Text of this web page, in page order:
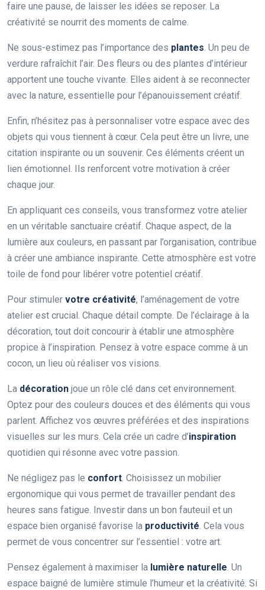
faire une pause, de laisser les idées se reposer. La
créativité se nourrit des moments de calme.
Ne sous-estimez pas l’importance des plantes. Un peu de
verdure rafraîchit l’air. Des fleurs ou des plantes d’intérieur
apportent une touche vivante. Elles aident à se reconnecter
avec la nature, essentielle pour l’épanouissement créatif.
Enfin, n’hésitez pas à personnaliser votre espace avec des
objets qui vous tiennent à cœur. Cela peut être un livre, une
citation inspirante ou un souvenir. Ces éléments créent un
lien émotionnel. Ils renforcent votre motivation à créer
chaque jour.
En appliquant ces conseils, vous transformez votre atelier
en un véritable sanctuaire créatif. Chaque aspect, de la
lumière aux couleurs, en passant par l’organisation, contribue
à créer une ambiance inspirante. Cette atmosphère est votre
toile de fond pour libérer votre potentiel créatif.
Pour stimuler votre créativité, l’aménagement de votre
atelier est crucial. Chaque détail compte. De l’éclairage à la
décoration, tout doit concourir à établir une atmosphère
propice à l’inspiration. Pensez à votre espace comme à un
cocon, un lieu où réaliser vos visions.
La décoration joue un rôle clé dans cet environnement.
Optez pour des couleurs douces et des éléments qui vous
parlent. Affichez vos œuvres préférées et des inspirations
visuelles sur les murs. Cela crée un cadre d’inspiration
quotidien qui résonne avec votre passion.
Ne négligez pas le confort. Choisissez un mobilier
ergonomique qui vous permet de travailler pendant des
heures sans fatigue. Investir dans un bon fauteuil et un
espace bien organisé favorise la productivité. Cela vous
permet de vous concentrer sur l’essentiel : votre art.
Pensez également à maximiser la lumière naturelle. Un
espace baigné de lumière stimule l’humeur et la créativité. Si